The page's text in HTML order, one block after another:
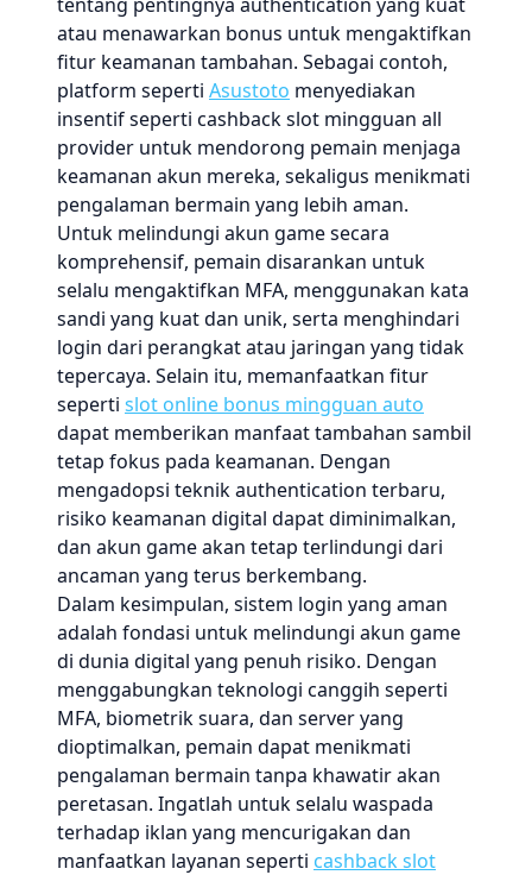
atau menawarkan bonus untuk mengaktifkan
fitur keamanan tambahan. Sebagai contoh,
platform seperti Asustoto menyediakan
insentif seperti cashback slot mingguan all
provider untuk mendorong pemain menjaga
keamanan akun mereka, sekaligus menikmati
pengalaman bermain yang lebih aman.
Untuk melindungi akun game secara
komprehensif, pemain disarankan untuk
selalu mengaktifkan MFA, menggunakan kata
sandi yang kuat dan unik, serta menghindari
login dari perangkat atau jaringan yang tidak
tepercaya. Selain itu, memanfaatkan fitur
seperti slot online bonus mingguan auto
dapat memberikan manfaat tambahan sambil
tetap fokus pada keamanan. Dengan
mengadopsi teknik authentication terbaru,
risiko keamanan digital dapat diminimalkan,
dan akun game akan tetap terlindungi dari
ancaman yang terus berkembang.
Dalam kesimpulan, sistem login yang aman
adalah fondasi untuk melindungi akun game
di dunia digital yang penuh risiko. Dengan
menggabungkan teknologi canggih seperti
MFA, biometrik suara, dan server yang
dioptimalkan, pemain dapat menikmati
pengalaman bermain tanpa khawatir akan
peretasan. Ingatlah untuk selalu waspada
terhadap iklan yang mencurigakan dan
manfaatkan layanan seperti cashback slot